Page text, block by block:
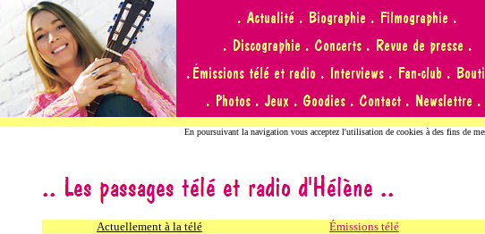
En poursuivant la navigation vous acceptez l'utilisation de cookies à des fins de
Actuellement à la télé Émissions télé